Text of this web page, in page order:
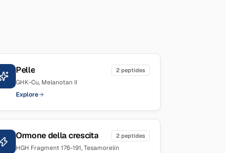
Pelle 2 peptides
GHK-Cu, Melanotan II
Explore
Ormone della crescita 2 peptides
HGH Fragment 176-191, Tesamorelin